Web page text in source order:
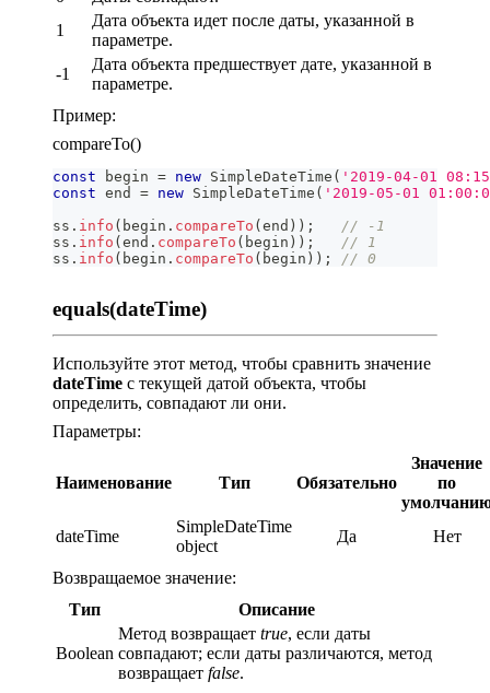
1
Дата объекта идет после даты, указанной в
параметре.
-1
Дата объекта предшествует дате, указанной в
параметре.
Пример:
compareTo()
const begin = new SimpleDateTime ( '2019-04-01
const end = new SimpleDateTime ( '2019-05-01
ss . info ( begin . compareTo (end ) ) ;
// -1
ss . info (end . compareTo ( begin ) ) ;
// 1
ss . info ( begin . compareTo ( begin ) ) ; // 0
equals(dateTime)
Используйте этот метод, чтобы сравнить значение
dateTime с текущей датой объекта, чтобы
определить, совпадают ли они.
Параметры:
Наименование Тип Обязательно
Значение
по
dateTime
SimpleDateTime
object
Да Нет
Возвращаемое значение:
Тип
Описание
Boolean
Метод возвращает true, если даты
совпадают; если даты различаются, метод
возвращает false.